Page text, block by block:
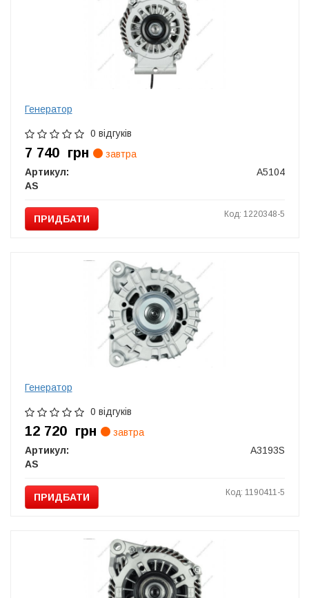
Генератор
0 відгуків
7 740 грн
завтра
Артикул:
A5104
AS
ПРИДБАТИ Код: 1220348-5
Генератор
0 відгуків
12 720 грн
завтра
Артикул:
A3193S
AS
ПРИДБАТИ Код: 1190411-5